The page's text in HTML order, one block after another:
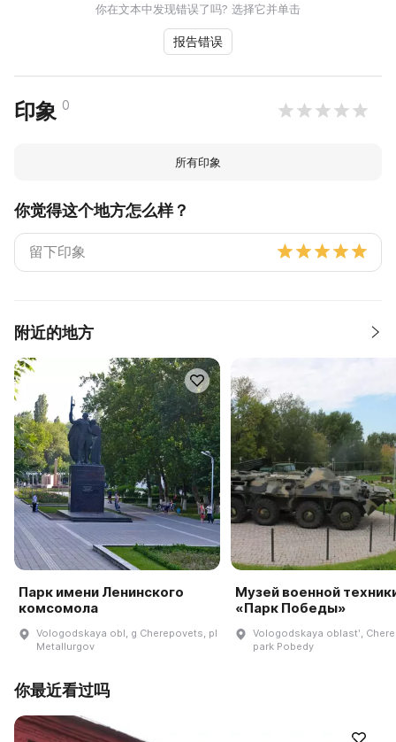
你在文本中发现错误了吗? 选择它并单击
报告错误
印象 0
所有印象
你觉得这个地方怎么样？
附近的地方
Парк имени Ленинского
комсомола
Vologodskaya obl, g Cherepovets, pl
Metallurgov
Музей военной
«Парк Победы»
Vologodskaya oblastʹ,
park Pobedy
你最近看过吗